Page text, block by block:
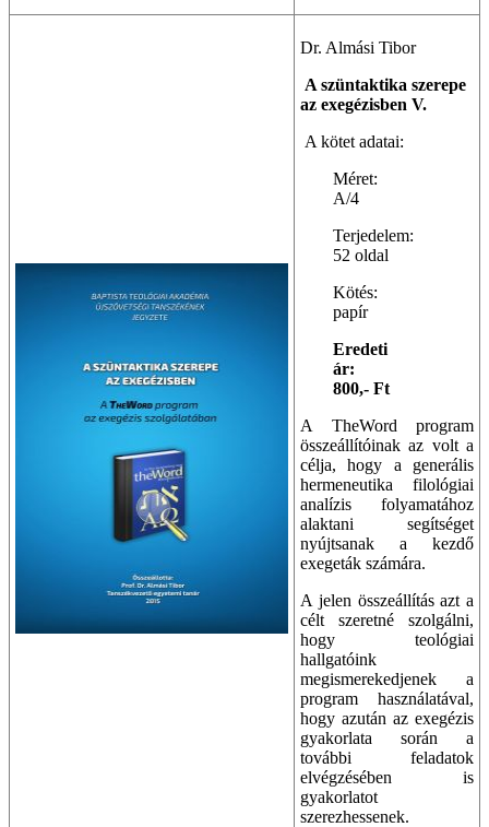
Dr. Almási Tibor
A szüntaktika szerepe
az exegézisben V.
A kötet adatai:
Méret:
A/4
Terjedelem:
52 oldal
Kötés:
papír
Eredeti
ár:
800,- Ft
A TheWord program
összeállítóinak az volt a
célja, hogy a generális
hermeneutika filológiai
analízis folyamatához
alaktani segítséget
nyújtsanak a kezdő
exegeták számára.
A jelen összeállítás azt a
célt szeretné szolgálni,
hogy teológiai
hallgatóink
megismerekedjenek a
program használatával,
hogy azután az exegézis
gyakorlata során a
további feladatok
elvégzésében is
gyakorlatot
szerezhessenek.